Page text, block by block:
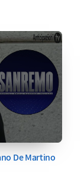
De Martino